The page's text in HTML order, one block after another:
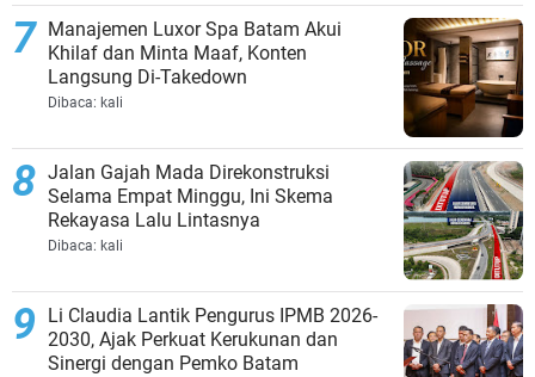
Manajemen Luxor Spa Batam Akui
Khilaf dan Minta Maaf, Konten
Langsung Di-Takedown
Dibaca: kali
Jalan Gajah Mada Direkonstruksi
Selama Empat Minggu, Ini Skema
Rekayasa Lalu Lintasnya
Dibaca: kali
Li Claudia Lantik Pengurus IPMB 2026-
2030, Ajak Perkuat Kerukunan dan
Sinergi dengan Pemko Batam